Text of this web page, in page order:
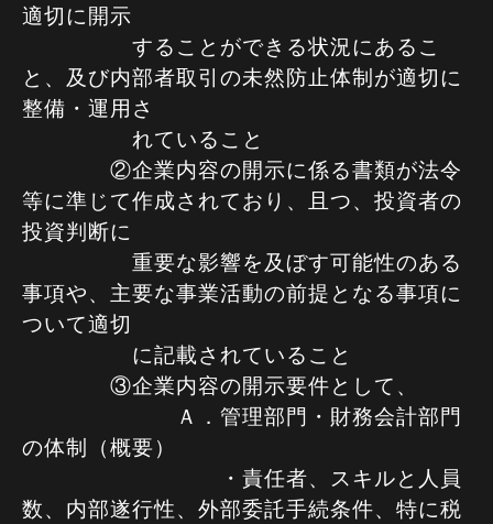
適切に開示
することができる状況にあるこ
と、及び内部者取引の未然防止体制が適切に
整備・運用さ
れていること
②企業内容の開示に係る書類が法令
等に準じて作成されており、且つ、投資者の
投資判断に
重要な影響を及ぼす可能性のある
事項や、主要な事業活動の前提となる事項に
ついて適切
に記載されていること
③企業内容の開示要件として、
Ａ．管理部門・財務会計部門
の体制 （概要）
・責任者、スキルと人員
数、内部遂行性、外部委託手続条件、特に税